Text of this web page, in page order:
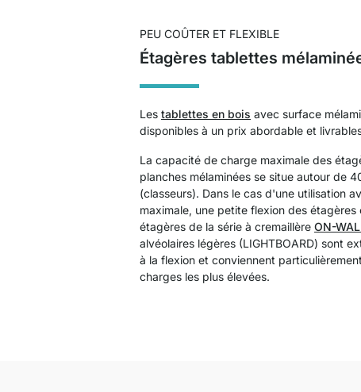
PEU COÛTER ET FLEXIBLE
Étagères tablettes
Les tablettes en bois avec surface
disponibles à un prix abordable et
La capacité de charge maximale des
planches mélaminées se situe autour de
(classeurs). Dans le cas d'une utilisation
maximale, une petite flexion des étagères
étagères de la série à cremaillère ON-
alvéolaires légères (LIGHTBOARD) sont
à la flexion et conviennent
charges les plus élevées.